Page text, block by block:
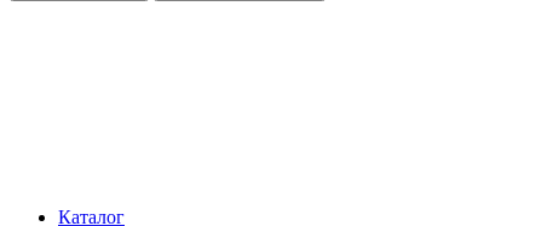
Каталог